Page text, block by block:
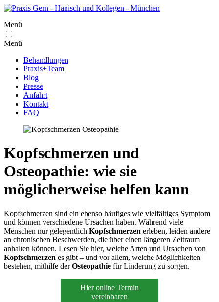
Menü
Menü
Behandlungen
Praxis+Team
Blog
Presse
Anfahrt
Kontakt
FAQ
Kopfschmerzen und
Osteopathie: wie sie
möglicherweise helfen kann
Kopfschmerzen sind ein ebenso häufiges wie vielfältiges Symptom
und können verschiedene Ursachen haben. Während viele
Menschen nur gelegentlich Kopfschmerzen erleben, leiden andere
an chronischen Beschwerden, die über einen längeren Zeitraum
anhalten können. Lesen Sie hier, welche Arten und Ursachen von
Kopfschmerzen es gibt – und vor allem, welche Möglichkeiten
bestehen, mithilfe derOsteopathie für Linderung zu sorgen.
Hier online Termin
vereinbaren